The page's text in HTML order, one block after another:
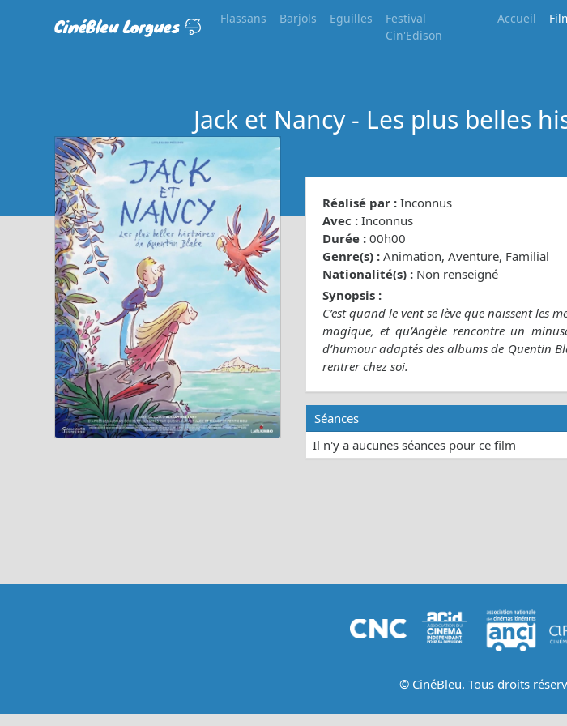
CinéBleu Lorgues Flassans Barjols Eguilles
Festival
Cin'Edison
Accueil
Jack et Nancy - Les plus belles
Réalisé par : Inconnus
Avec : Inconnus
Durée : 00h00
Genre(s) : Animation, Aventure, Familial
Nationalité(s) : Non renseigné
Synopsis :
C’est quand le vent se lève que naissent les
magique, et qu’Angèle rencontre un
d’humour adaptés des albums de Quentin
rentrer chez soi.
Séances
Il n'y a aucunes séances pour ce film
© CinéBleu. Tous droits